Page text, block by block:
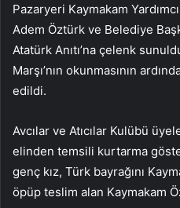
Pazaryeri Kaymakam
Adem Öztürk ve Belediye
Atatürk Anıtı’na çelenk
Marşı’nın okunmasının
edildi.
Avcılar ve Atıcılar Kulübü
elinden temsili kurtarma
genç kız, Türk bayrağını
öpüp teslim alan Kaymakam